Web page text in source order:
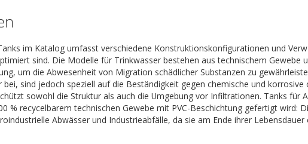
im Katalog umfasst verschiedene Konstruktionskonfigurationen und
sind. Die Modelle für Trinkwasser bestehen aus technischem Gewebe
um die Abwesenheit von Migration schädlicher Substanzen zu
bei, sind jedoch speziell auf die Beständigkeit gegen chemische und
sowohl die Struktur als auch die Umgebung vor Infiltrationen. Tanks für
% recycelbarem technischen Gewebe mit PVC-Beschichtung gefertigt wird:
Abwässer und Industrieabfälle, da sie am Ende ihrer